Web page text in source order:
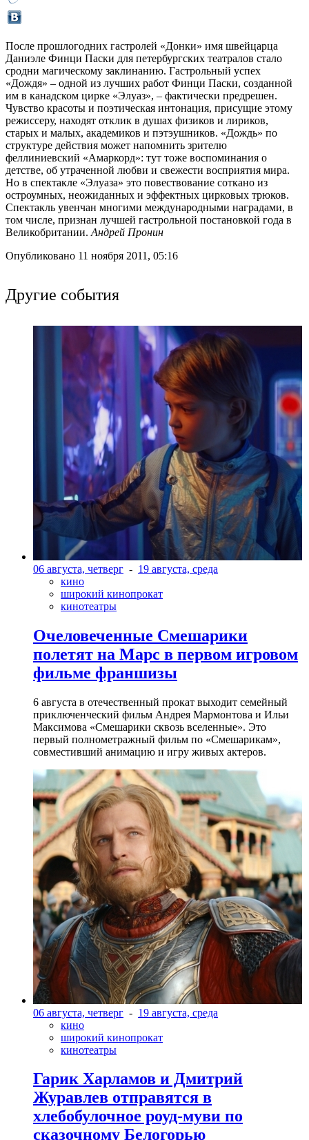
После прошлогодних гастролей «Донки» имя швейцарца
Даниэле Финци Паски для петербургских театралов стало
сродни магическому заклинанию. Гастрольный успех
«Дождя» – одной из лучших работ Финци Паски, созданной
им в канадском цирке «Элуаз», – фактически предрешен.
Чувство красоты и поэтическая интонация, присущие этому
режиссеру, находят отклик в душах физиков и лириков,
старых и малых, академиков и пэтэушников. «Дождь» по
структуре действия может напомнить зрителю
феллиниевский «Амаркорд»: тут тоже воспоминания о
детстве, об утраченной любви и свежести восприятия мира.
Но в спектакле «Элуаза» это повествование соткано из
остроумных, неожиданных и эффектных цирковых трюков.
Спектакль увенчан многими международными наградами, в
том числе, признан лучшей гастрольной постановкой года в
Великобритании. Андрей Пронин
Опубликовано 11 ноября 2011, 05:16
Другие события
06 августа, четверг - 19 августа, среда
кино
широкий кинопрокат
кинотеатры
Очеловеченные Смешарики
полетят на Марс в первом игровом
фильме франшизы
6 августа в отечественный прокат выходит семейный
приключенческий фильм Андрея Мармонтова и Ильи
Максимова «Смешарики сквозь вселенные». Это
первый полнометражный фильм по «Смешарикам»,
совместивший анимацию и игру живых актеров.
06 августа, четверг - 19 августа, среда
кино
широкий кинопрокат
кинотеатры
Гарик Харламов и Дмитрий
Журавлев отправятся в
хлебобулочное роуд-муви по
сказочному Белогорью